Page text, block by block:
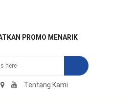
PROMO MENARIK
Tentang Kami